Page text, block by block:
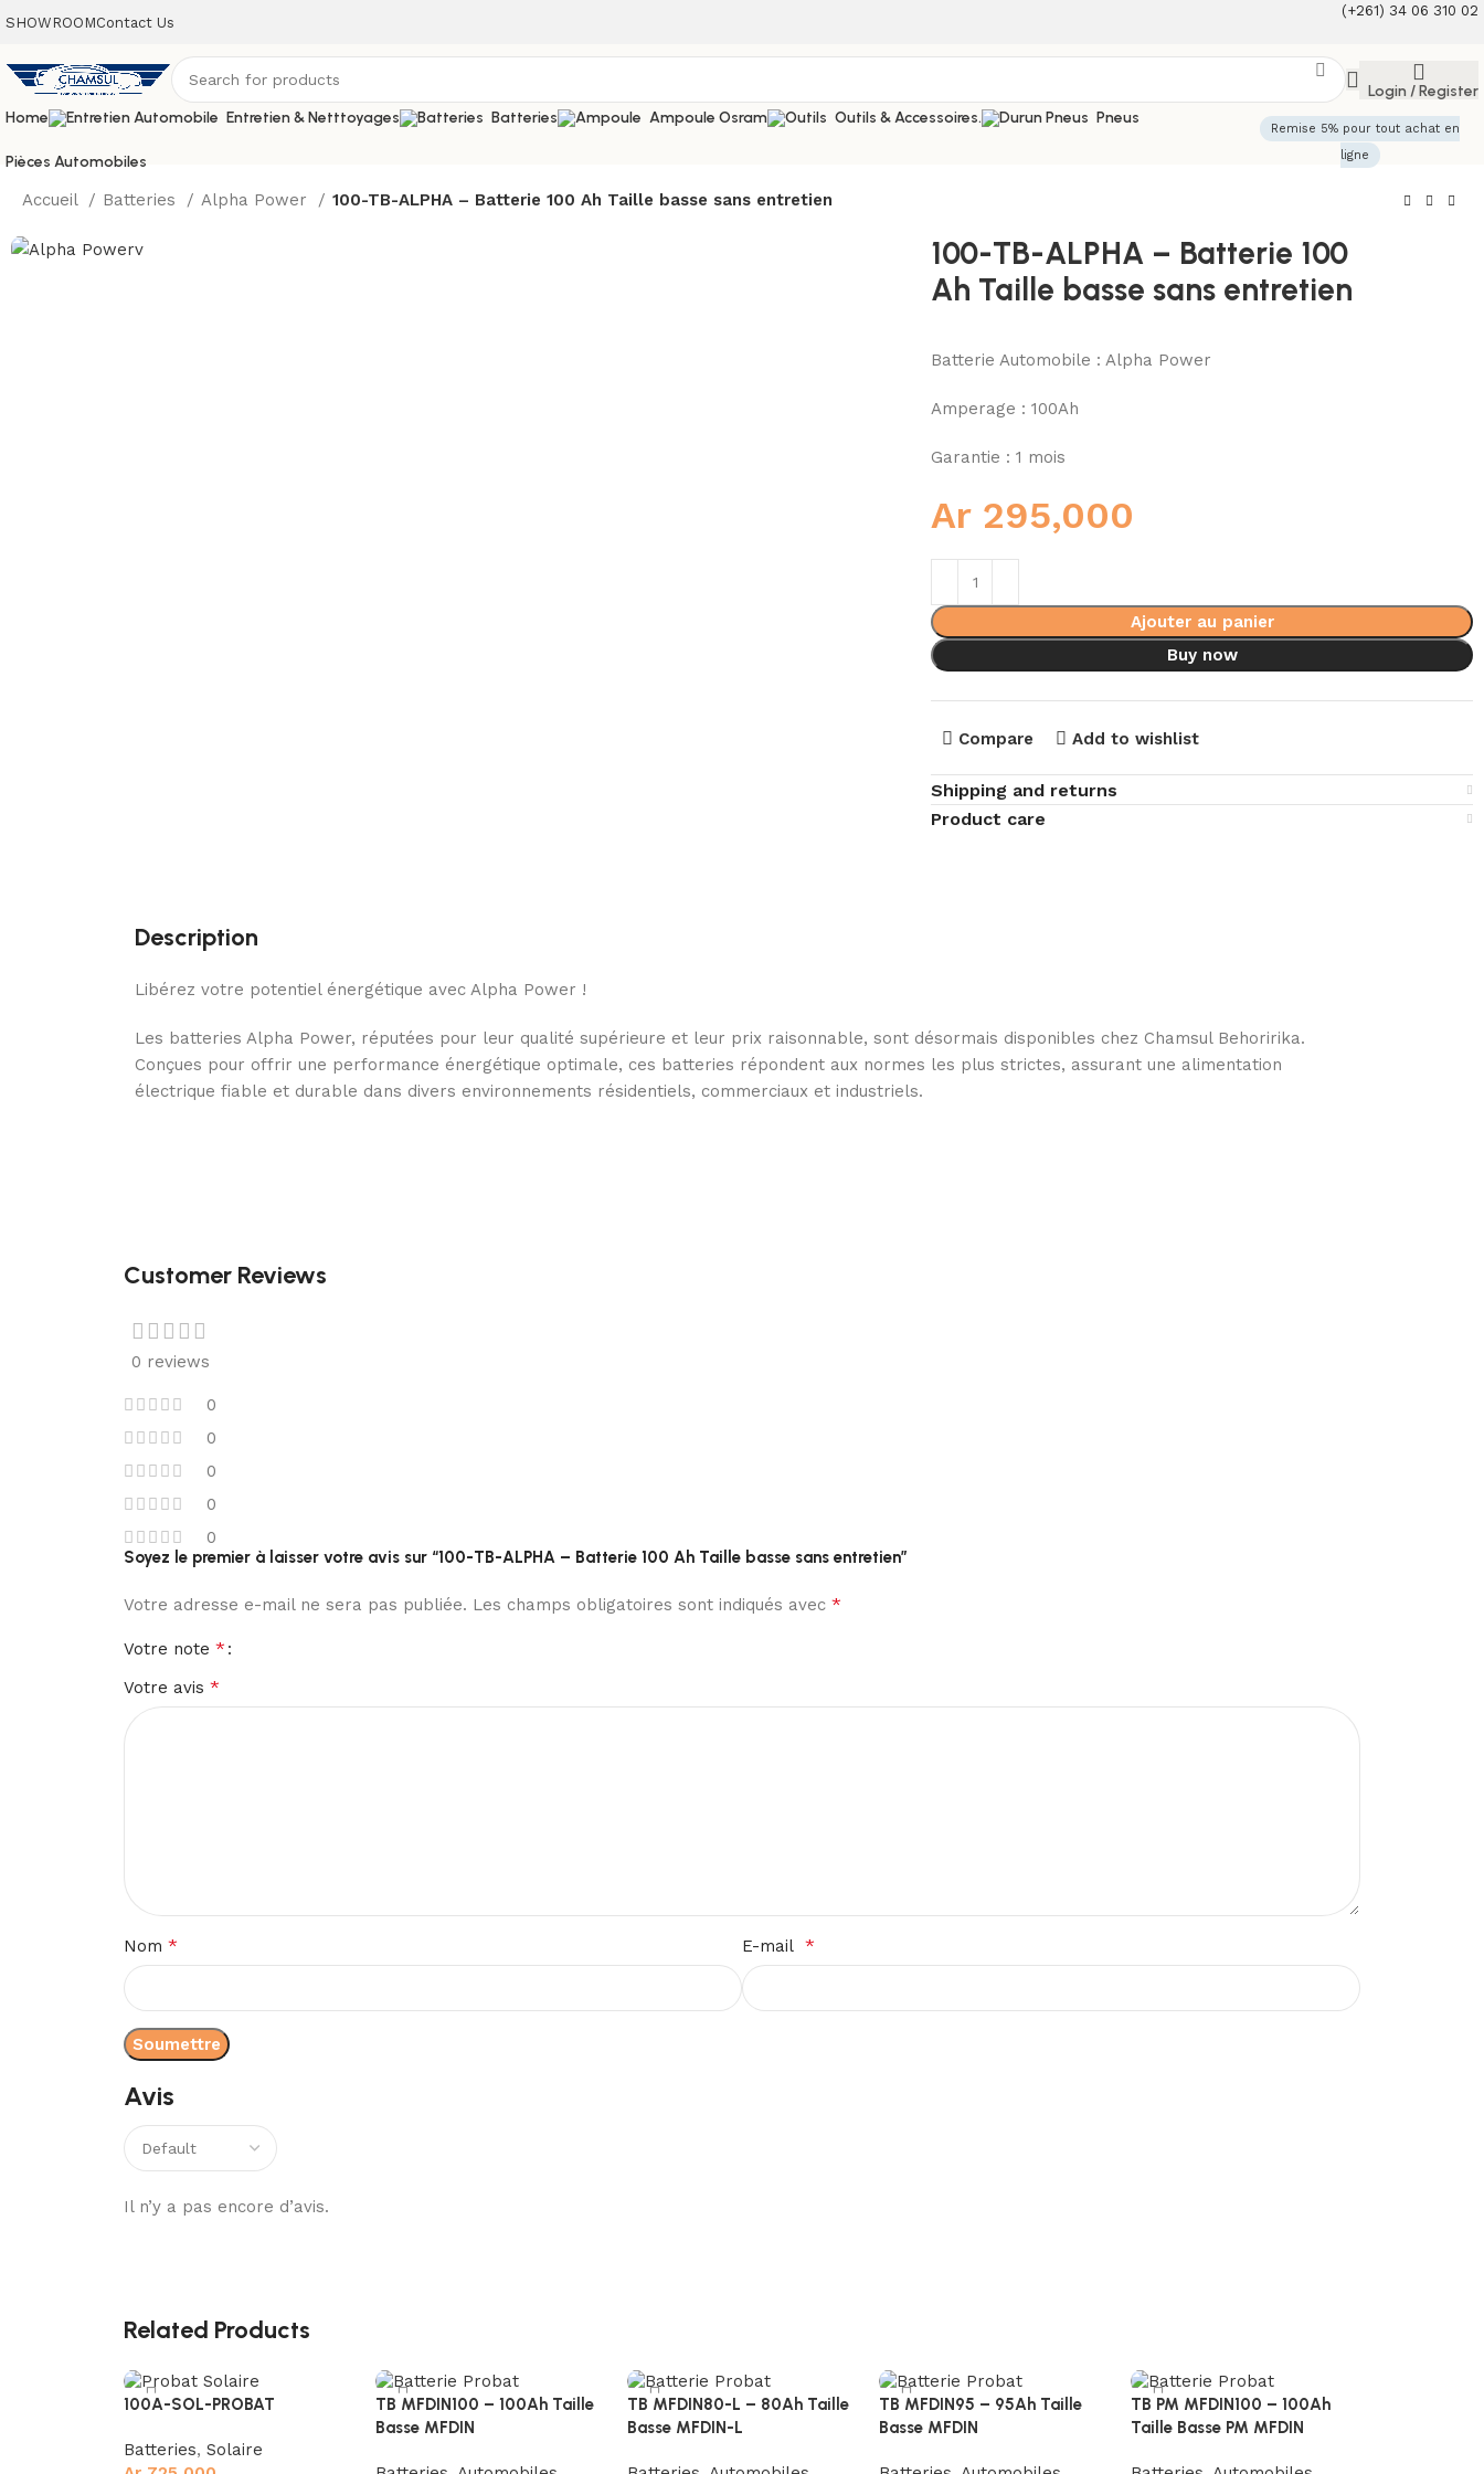
SHOWROOMContact Us
(+261) 34 06 310 02
Login / Register
Home
Entretien & Netttoyages Batteries Ampoule Osram Outils & Accessoires. Pneus
Pièces Automobiles
Remise 5% pour tout achat en
ligne
Accueil Batteries Alpha Power 100-TB-ALPHA – Batterie 100 Ah Taille basse sans entretien
100-TB-ALPHA – Batterie 100
Ah Taille basse sans entretien
Batterie Automobile : Alpha Power
Amperage : 100Ah
Garantie : 1 mois
Ar 295,000
Ajouter au panier
Buy now
Compare Add to wishlist
Shipping and returns
Product care
Description
Libérez votre potentiel énergétique avec Alpha Power !
Les batteries Alpha Power, réputées pour leur qualité supérieure et leur prix raisonnable, sont désormais disponibles chez Chamsul Behoririka.
Conçues pour offrir une performance énergétique optimale, ces batteries répondent aux normes les plus strictes, assurant une alimentation
électrique fiable et durable dans divers environnements résidentiels, commerciaux et industriels.
Customer Reviews
0 reviews
0
0
0
0
0
Avis
Il n’y a pas encore d’avis.
Soyez le premier à laisser votre avis sur “100-TB-ALPHA – Batterie 100 Ah Taille basse sans entretien”
Votre adresse e-mail ne sera pas publiée. Les champs obligatoires sont indiqués avec *
Votre note *
Votre avis *
Nom * E-mail *
Related Products
100A-SOL-PROBAT
Batteries, Solaire
TB MFDIN100 – 100Ah Taille
Basse MFDIN
TB MFDIN80-L – 80Ah Taille
Basse MFDIN-L
TB MFDIN95 – 95Ah Taille
Basse MFDIN
TB PM MFDIN100 – 100Ah
Taille Basse PM MFDIN